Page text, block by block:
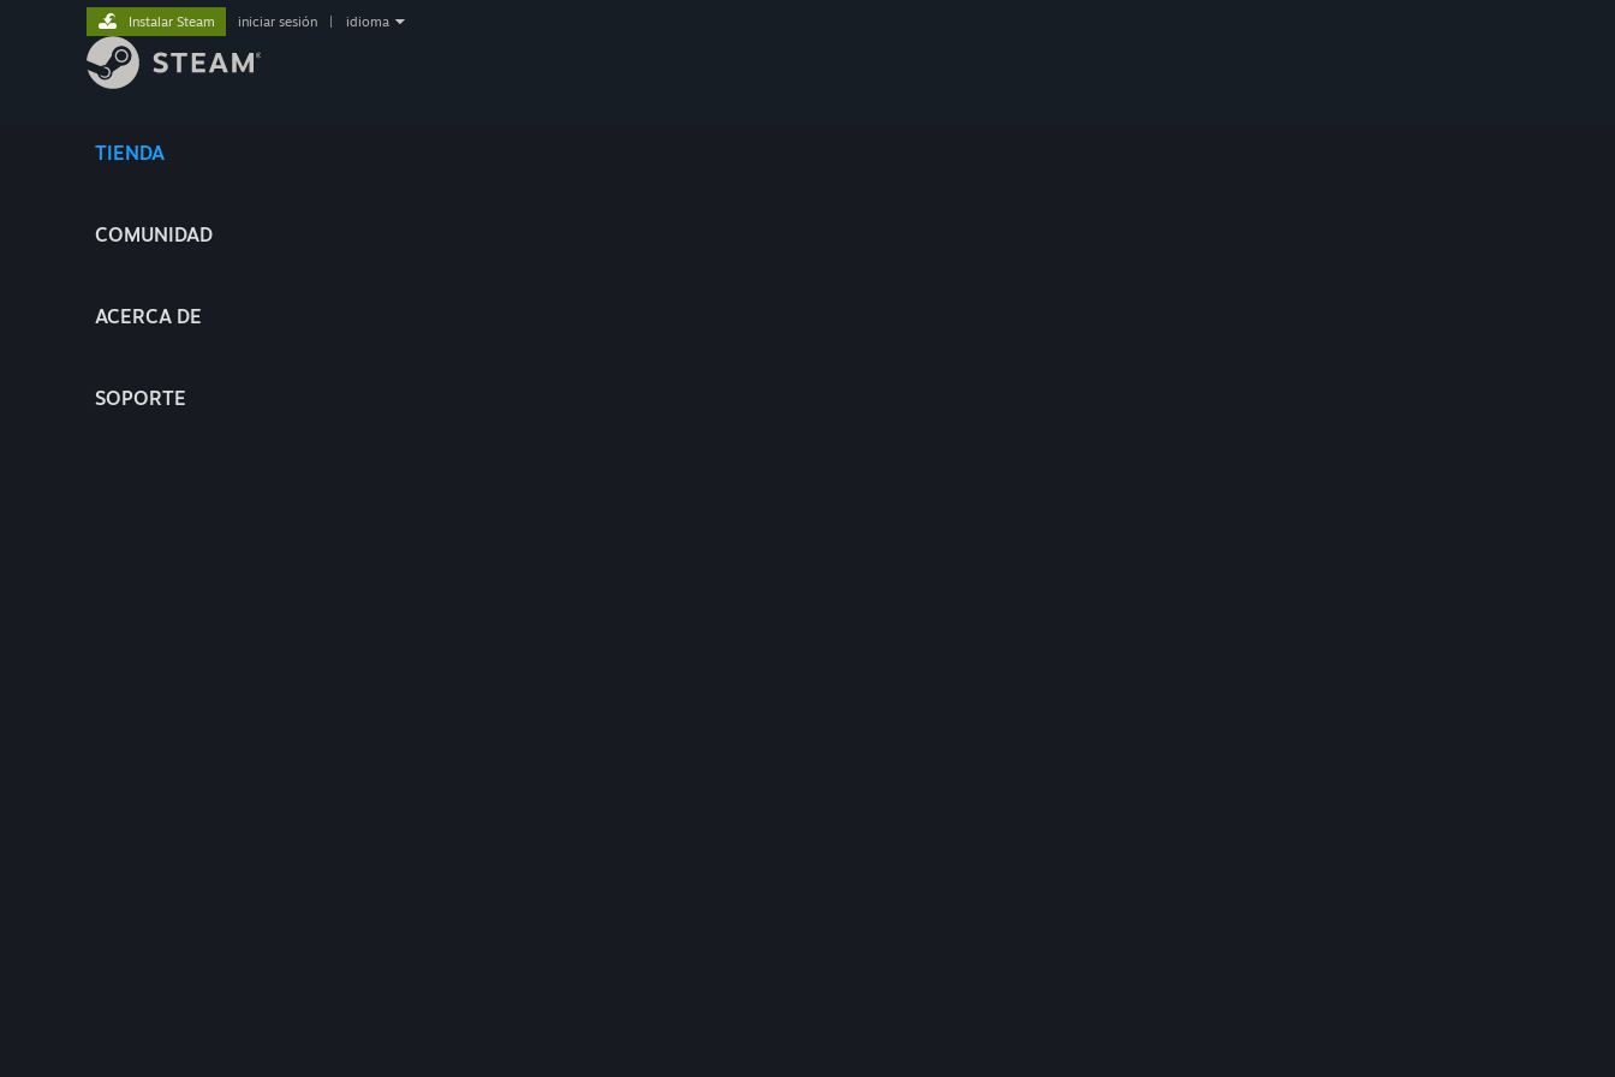
TIENDA
COMUNIDAD
ACERCA DE
SOPORTE
Instalar Steam iniciar sesión idioma